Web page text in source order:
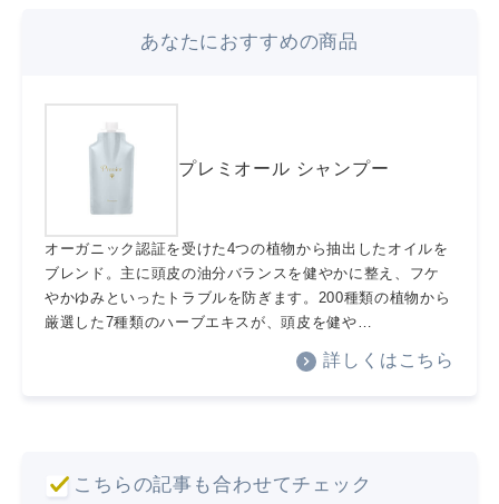
あなたにおすすめの商品
プレミオール シャンプー
オーガニック認証を受けた4つの植物から抽出したオイルを
ブレンド。主に頭皮の油分バランスを健やかに整え、フケ
やかゆみといったトラブルを防ぎます。200種類の植物から
厳選した7種類のハーブエキスが、頭皮を健や…
詳しくはこちら
こちらの記事も合わせてチェック